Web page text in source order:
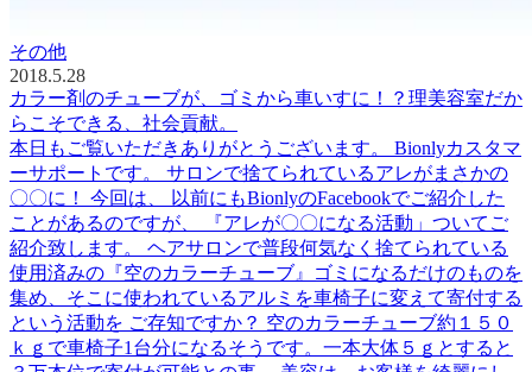
その他
2018.5.28
カラー剤のチューブが、ゴミから車いすに！？理美容室だか
らこそできる、社会貢献。
本日もご覧いただきありがとうございます。 Bionlyカスタマ
ーサポートです。 サロンで捨てられているアレがまさかの
〇〇に！ 今回は、 以前にもBionlyのFacebookでご紹介した
ことがあるのですが、 『アレが〇〇になる活動」ついてご
紹介致します。 ヘアサロンで普段何気なく捨てられている
使用済みの『空のカラーチューブ』ゴミになるだけのものを
集め、そこに使われているアルミを車椅子に変えて寄付する
という活動を ご存知ですか？ 空のカラーチューブ約１５０
ｋｇで車椅子1台分になるそうです。一本大体５ｇとすると